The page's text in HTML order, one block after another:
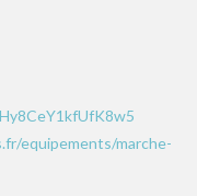
equipements/marche-